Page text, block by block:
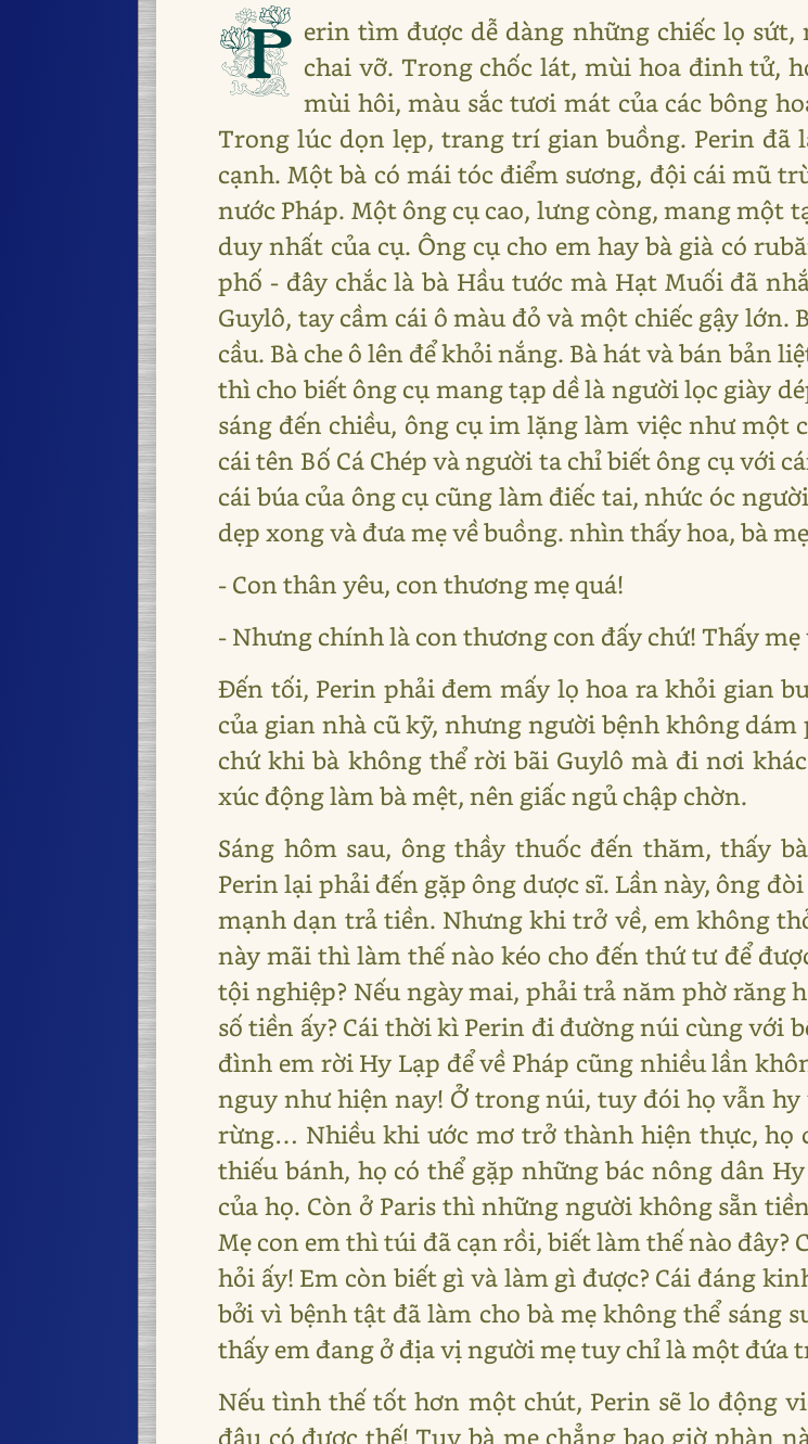
P erin tìm được dễ dàng những chiếc lọ
chai vỡ. Trong chốc lát, mùi hoa đinh tử,
mùi hôi, màu sắc tươi mát của các bông
Trong lúc dọn lẹp, trang trí gian buồng. Perin đã
cạnh. Một bà có mái tóc điểm sương, đội cái mũ
nước Pháp. Một ông cụ cao, lưng còng, mang một
duy nhất của cụ. Ông cụ cho em hay bà già có
phố - đây chắc là bà Hầu tước mà Hạt Muối đã
Guylô, tay cầm cái ô màu đỏ và một chiếc gậy lớn.
cầu. Bà che ô lên để khỏi nắng. Bà hát và bán bản
thì cho biết ông cụ mang tạp dề là người lọc giày
sáng đến chiều, ông cụ im lặng làm việc như một
cái tên Bố Cá Chép và người ta chỉ biết ông cụ với
cái búa của ông cụ cũng làm điếc tai, nhức óc
dẹp xong và đưa mẹ về buồng. nhìn thấy hoa, bà
- Con thân yêu, con thương mẹ quá!
- Nhưng chính là con thương con đấy chứ! Thấy
Đến tối, Perin phải đem mấy lọ hoa ra khỏi gian
của gian nhà cũ kỹ, nhưng người bệnh không
chứ khi bà không thể rời bãi Guylô mà đi nơi
xúc động làm bà mệt, nên giấc ngủ chập chờn.
Sáng hôm sau, ông thầy thuốc đến thăm, thấy
Perin lại phải đến gặp ông dược sĩ. Lần này, ông
mạnh dạn trả tiền. Nhưng khi trở về, em không
này mãi thì làm thế nào kéo cho đến thứ tư để
tội nghiệp? Nếu ngày mai, phải trả năm phờ răng
số tiền ấy? Cái thời kì Perin đi đường núi cùng với
đình em rời Hy Lạp để về Pháp cũng nhiều lần
nguy như hiện nay! Ở trong núi, tuy đói họ vẫn
rừng… Nhiều khi ước mơ trở thành hiện thực, họ
thiếu bánh, họ có thể gặp những bác nông dân
của họ. Còn ở Paris thì những người không sẵn
Mẹ con em thì túi đã cạn rồi, biết làm thế nào đây?
hỏi ấy! Em còn biết gì và làm gì được? Cái đáng
bởi vì bệnh tật đã làm cho bà mẹ không thể sáng
thấy em đang ở địa vị người mẹ tuy chỉ là một đứa
Nếu tình thế tốt hơn một chút, Perin sẽ lo động
đâu có được thế! Tuy bà mẹ chẳng bao giờ phàn